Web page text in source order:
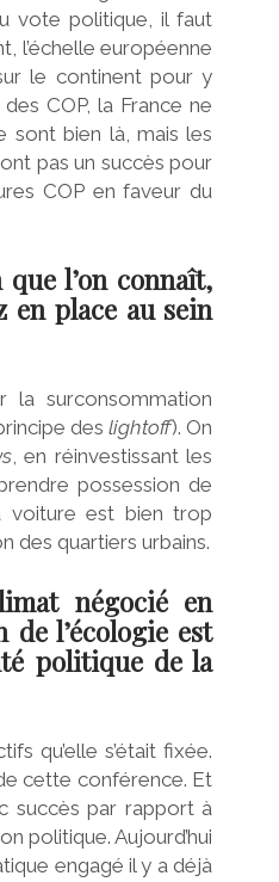
vote politique, il faut
l’échelle européenne
le continent pour y
COP, la France ne
sont bien là, mais les
pas un succès pour
COP en faveur du
l’on connaît,
en place au sein
surconsommation
deslightoff). On
, en réinvestissant les
possession de
voiture est bien trop
des quartiers urbains.
négocié en
de l’écologie est
politique de la
qu’elle s’était fixée.
cette conférence. Et
succès par rapport à
politique. Aujourd’hui
engagé il y a déjà